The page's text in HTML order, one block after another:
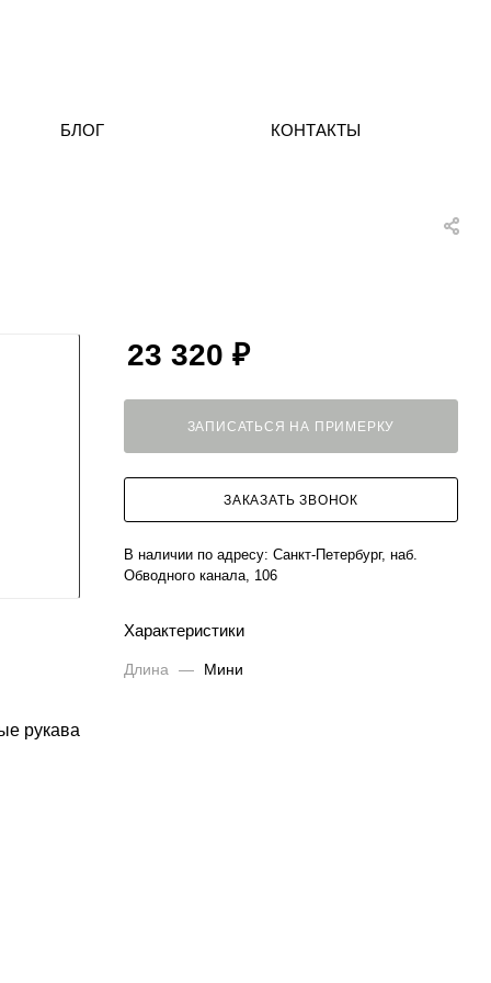
БЛОГ КОНТАКТЫ
рукава
23 320 ₽
ЗАПИСАТЬСЯ НА ПРИМЕРКУ
ЗАКАЗАТЬ ЗВОНОК
В наличии по адресу: Санкт-Петербург, наб.
Обводного канала, 106
Характеристики
Длина — Мини